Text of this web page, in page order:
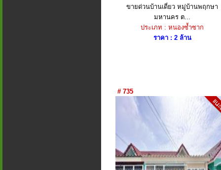
ขายด่วนบ้านเดี่ยว หมู่บ้านพฤกษา
มหานคร​ ต...
ประเภท : หนองซ้ำซาก
ราคา : 2 ล้าน
# 735